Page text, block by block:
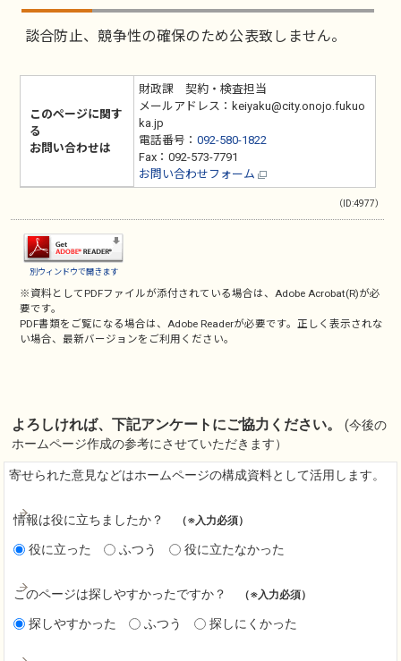
談合防止、競争性の確保のため公表致しません。
このページに関す
る
お問い合わせは
財政課 契約・検査担当
メールアドレス：keiyaku@city.onojo.fukuo
ka.jp
電話番号： 092-580-1822
Fax：092-573-7791
お問い合わせフォーム
（ID:4977）
別ウィンドウで開きます
※資料としてPDFファイルが添付されている場合は、Adobe Acrobat(R)が必
要です。
PDF書類をご覧になる場合は、Adobe Readerが必要です。正しく表示されな
い場合、最新バージョンをご利用ください。